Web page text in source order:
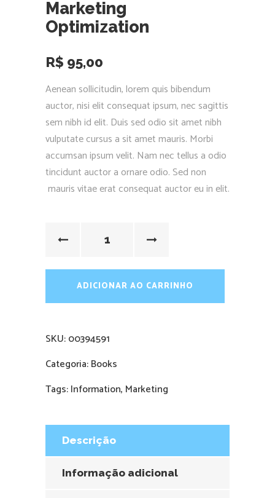
Marketing
Optimization
R$ 95,00
Aenean sollicitudin, lorem quis bibendum
auctor, nisi elit consequat ipsum, nec sagittis
sem nibh id elit. Duis sed odio sit amet nibh
vulputate cursus a sit amet mauris. Morbi
accumsan ipsum velit. Nam nec tellus a odio
tincidunt auctor a ornare odio. Sed non
mauris vitae erat consequat auctor eu in elit.
ADICIONAR AO CARRINHO
SKU:00394591
Categoria:Books
Tags:Information, Marketing
Descrição
Informação adicional